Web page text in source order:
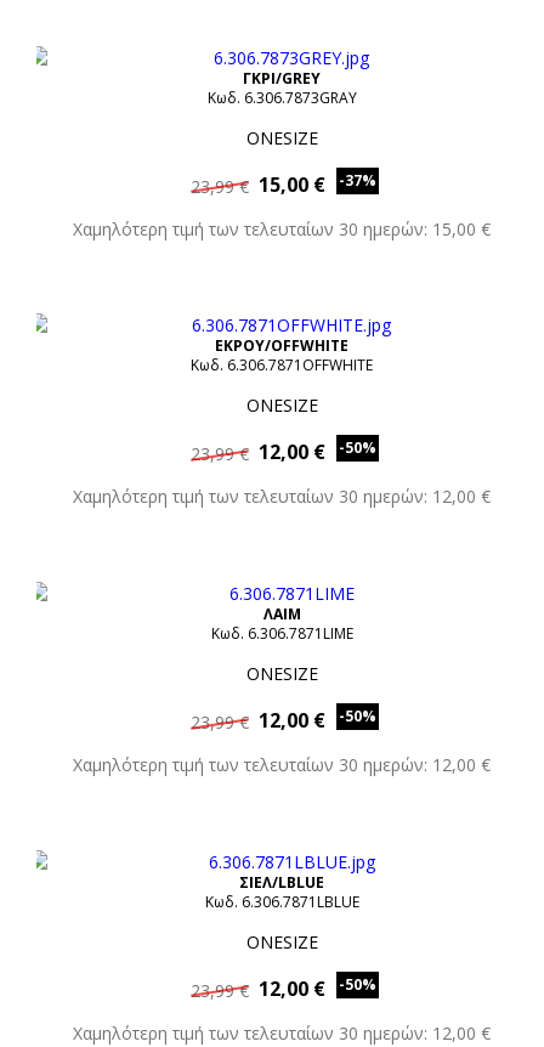
ΓΚΡΙ/GREY
Κωδ. 6.306.7873GRAY
ONESIZE
23,99 € 15,00 € -37%
Χαμηλότερη τιμή των τελευταίων 30 ημερών: 15,00 €
ΕΚΡΟΥ/OFFWHITE
Κωδ. 6.306.7871OFFWHITE
ONESIZE
23,99 € 12,00 € -50%
Χαμηλότερη τιμή των τελευταίων 30 ημερών: 12,00 €
ΛΑΙΜ
Κωδ. 6.306.7871LIME
ONESIZE
23,99 € 12,00 € -50%
Χαμηλότερη τιμή των τελευταίων 30 ημερών: 12,00 €
ΣΙΕΛ/LBLUE
Κωδ. 6.306.7871LBLUE
ONESIZE
23,99 € 12,00 € -50%
Χαμηλότερη τιμή των τελευταίων 30 ημερών: 12,00 €